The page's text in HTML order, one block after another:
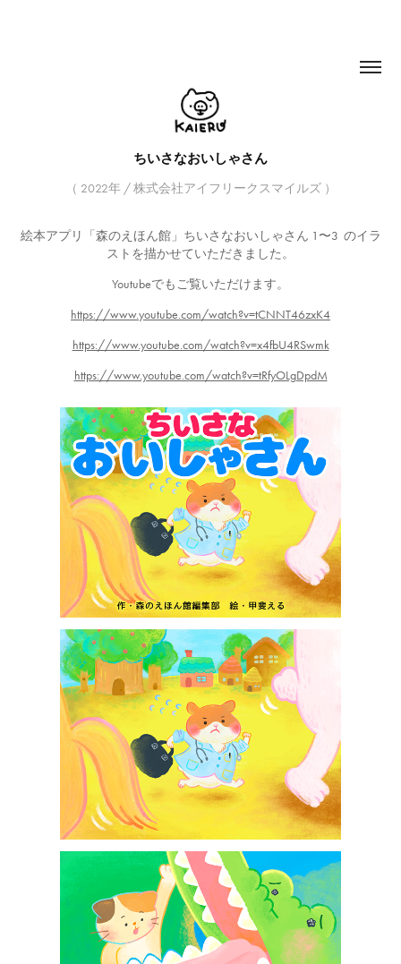
ちいさなおいしゃさん
（ 2022年 / 株式会社アイフリークスマイルズ ）
絵本アプリ「森のえほん館」ちいさなおいしゃさん 1〜3 のイラ
ストを描かせていただきました。
Youtubeでもご覧いただけます。
https://www.youtube.com/watch?v=tCNNT46zxK4
https://www.youtube.com/watch?v=x4fbU4RSwmk
https://www.youtube.com/watch?v=tRfyOLgDpdM